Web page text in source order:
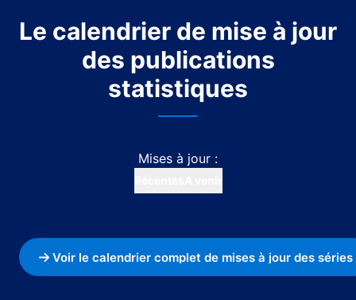
Le calendrier de mise à jour
des publications
statistiques
Voir le calendrier complet de mises à jour des séries